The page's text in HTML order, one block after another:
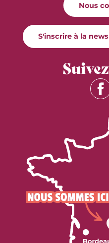
Nous
S'inscrire à la